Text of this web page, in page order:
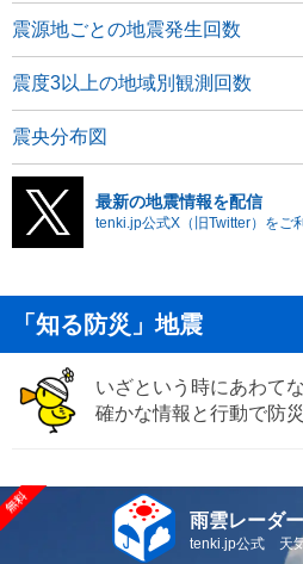
震源地ごとの地震発生回数
震度3以上の地域別観測回数
震央分布図
最新の地震情報を配信
tenki.jp公式X（旧Twitter）をご
「知る防災」地震
いざという時にあわて
確かな情報と行動で防
雨雲レーダ
tenki.jp公式 天